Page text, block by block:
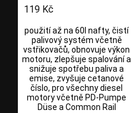
119 Kč
použití až na 60l nafty, čistí
palivový systém včetně
vstřikovačů, obnovuje výkon
motoru, zlepšuje spalování a
snižuje spotřebu paliva a
emise, zvyšuje cetanové
číslo, pro všechny diesel
motory včetně PD-Pumpe
Düse a Common Rail